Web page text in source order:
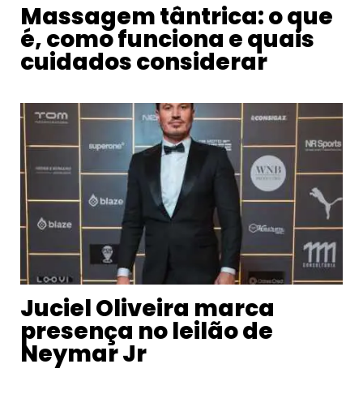
Massagem tântrica: o que
é, como funciona e quais
cuidados considerar
Juciel Oliveira marca
presença no leilão de
Neymar Jr